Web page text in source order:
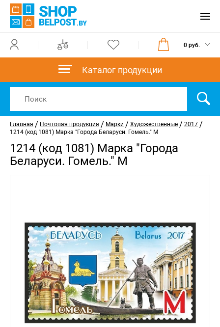
0 руб.
Каталог продукции
Главная / Почтовая продукция / Марки / Художественные / 2017 /
1214 (код 1081) Марка "Города Беларуси. Гомель." M
1214 (код 1081) Марка "Города
Беларуси. Гомель." M